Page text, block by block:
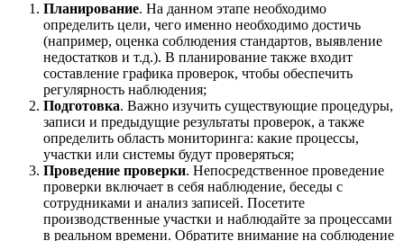
Планирование. На данном этапе необходимо
определить цели, чего именно необходимо достичь
(например, оценка соблюдения стандартов, выявление
недостатков и т.д.). В планирование также входит
составление графика проверок, чтобы обеспечить
регулярность наблюдения;
Подготовка. Важно изучить существующие процедуры,
записи и предыдущие результаты проверок, а также
определить область мониторинга: какие процессы,
участки или системы будут проверяться;
Проведение проверки. Непосредственное проведение
проверки включает в себя наблюдение, беседы с
сотрудниками и анализ записей. Посетите
производственные участки и наблюдайте за процессами
в реальном времени. Обратите внимание на соблюдение